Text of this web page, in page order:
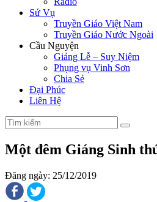
Sứ Vụ
Truyền Giáo Việt Nam
Truyền Giáo Nước Ngoài
Cầu Nguyện
Giảng Lễ – Suy Niệm
Phụng vụ Vinh Sơn
Chia Sẻ
Đại Phúc
Liên Hệ
Một đêm Giáng Sinh
Đăng ngày: 25/12/2019